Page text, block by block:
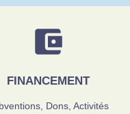
account_balance_wallet
FINANCEMENT
Dons,Activités